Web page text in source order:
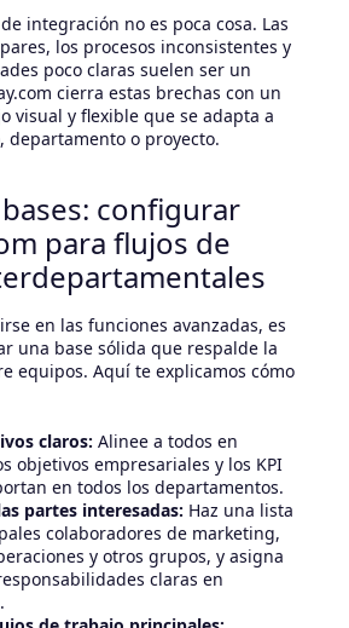
integración no es poca cosa. Las
los procesos inconsistentes y
poco claras suelen ser un
cierra estas brechas con un
visual y flexible que se adapta a
departamento o proyecto.
configurar
para flujos de
en las funciones avanzadas, es
una base sólida que respalde la
equipos. Aquí te explicamos cómo
claros: Alinee a todos en
objetivos empresariales y los KPI
en todos los departamentos.
partes interesadas: Haz una lista
colaboradores de marketing,
y otros grupos, y asigna
claras en